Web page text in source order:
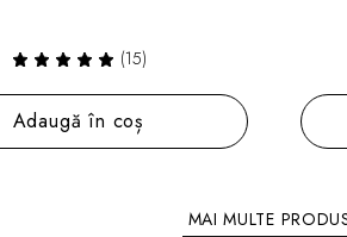
(15)
Adaugă în coș
MAI MULTE